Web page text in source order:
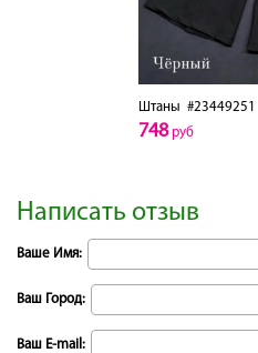
Штаны #23449251
748руб
Написать отзыв
Ваше Имя:
Ваш Город:
Ваш E-mail: